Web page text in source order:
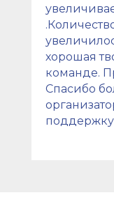
хорошая
команде.
Спасибо